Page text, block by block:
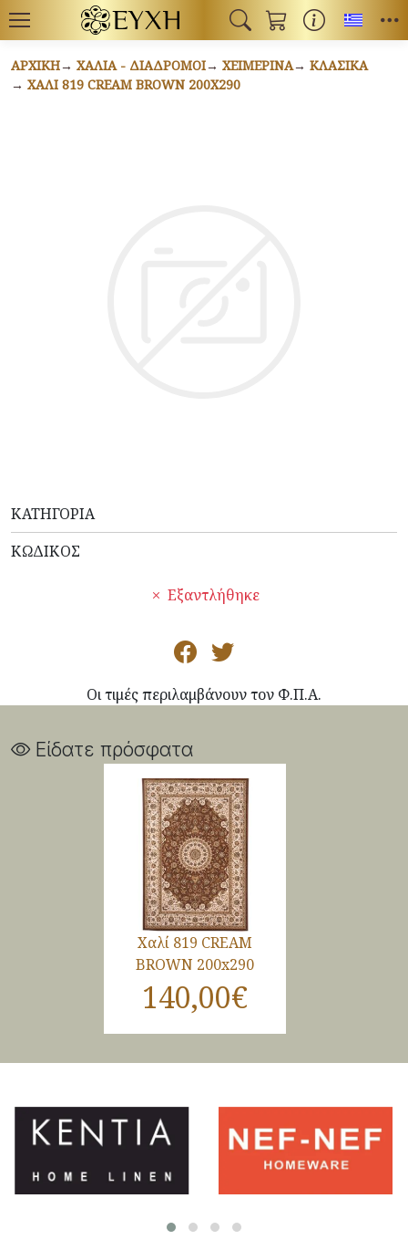
ΑΡΧΙΚΉ ΧΑΛΙΆ - ΔΙΆΔΡΟΜΟΙ ΧΕΙΜΕΡΙΝΆ
ΚΛΑΣΙΚΆ
ΧΑΛΊ 819 CREAM BROWN 200X290
ΚΑΤΗΓΟΡΊΑ
ΚΩΔΙΚΌΣ
Εξαντλήθηκε
Οι τιμές περιλαμβάνουν τον Φ.Π.Α.
Είδατε πρόσφατα
Χαλί 819 CREAM
BROWN 200x290
140,00€